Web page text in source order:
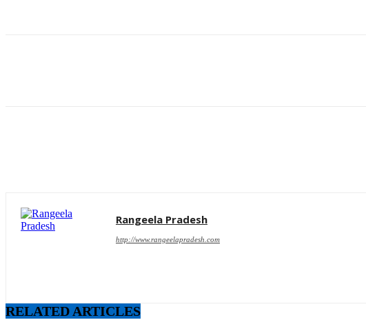
Rangeela Pradesh
http://www.rangeelapradesh.com
RELATED ARTICLES